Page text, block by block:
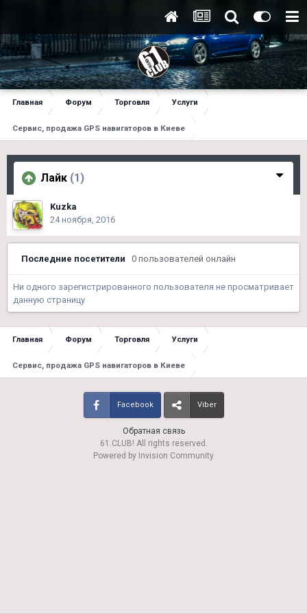
Главная Форум Торговля Услуги
Сервис, продажа GPS навигаторов в Киеве
Лайк (1)
Kuzka
24 ноября, 2016
Последние посетители 0 пользователей онлайн
Ни одного зарегистрированного пользователя не просматривает
данную страницу
Главная Форум Торговля Услуги
Сервис, продажа GPS навигаторов в Киеве
Обратная связь
Facebook Viber
61.CLUB! All rights reserved.
Powered by Invision Community